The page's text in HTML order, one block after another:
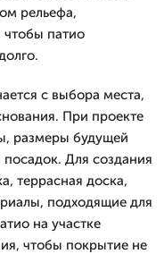
рельефа,
чтобы патио
с выбора места,
При проекте
размеры будущей
Для создания
террасная доска,
подходящие для
на участке
чтобы покрытие не